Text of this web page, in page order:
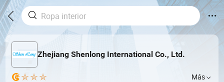
Zhejiang Shenlong International Co., Ltd.
Más